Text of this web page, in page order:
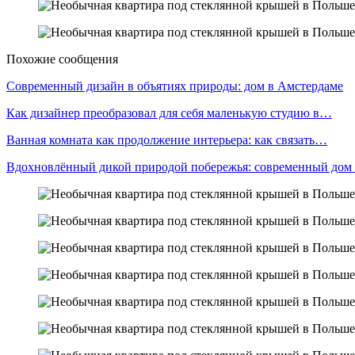
Похожие сообщения
Современный дизайн в объятиях природы: дом в Амстердаме
Как дизайнер преобразовал для себя маленькую студию в…
Ванная комната как продолжение интерьера: как связать…
Вдохновлённый дикой природой побережья: современный